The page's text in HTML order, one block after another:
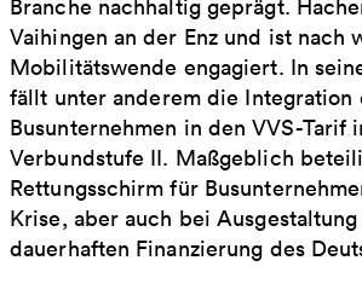
Branche nachhaltig geprägt.
Vaihingen an der Enz und ist nach
Mobilitätswende engagiert. In
fällt unter anderem die Integration
Busunternehmen in den VVS-Tarif
Verbundstufe II. Maßgeblich
Rettungsschirm für
Krise, aber auch bei
dauerhaften Finanzierung des